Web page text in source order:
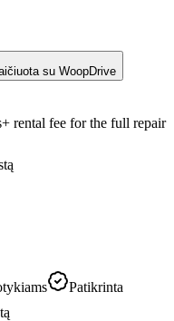
su WoopDrive
+ rental fee for the full repair
Patikrinta